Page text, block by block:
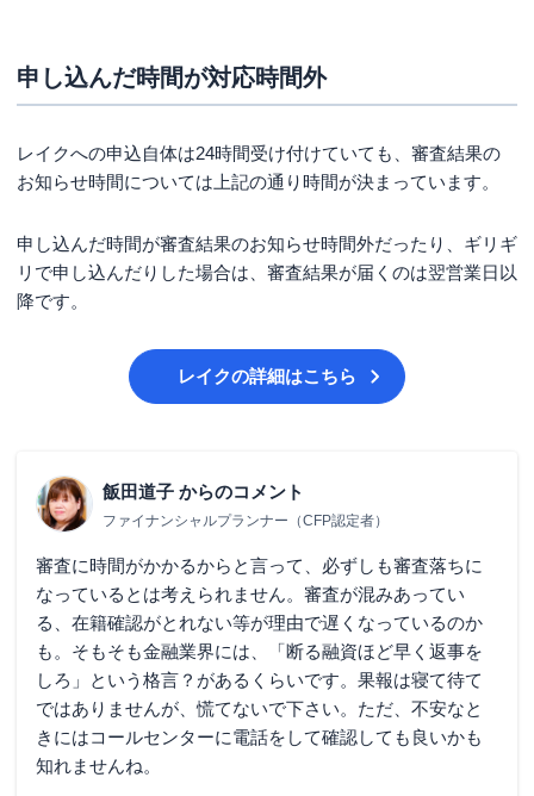
申し込んだ時間が対応時間外
レイクへの申込自体は24時間受け付けていても、審査結果の
お知らせ時間については上記の通り時間が決まっています。
申し込んだ時間が審査結果のお知らせ時間外だったり、ギリギ
リで申し込んだりした場合は、審査結果が届くのは翌営業日以
降です。
レイクの詳細はこちら
飯田道子 からのコメント
ファイナンシャルプランナー（CFP認定者）
審査に時間がかかるからと言って、必ずしも審査落ちに
なっているとは考えられません。審査が混みあってい
る、在籍確認がとれない等が理由で遅くなっているのか
も。そもそも金融業界には、「断る融資ほど早く返事を
しろ」という格言？があるくらいです。果報は寝て待て
ではありませんが、慌てないで下さい。ただ、不安なと
きにはコールセンターに電話をして確認しても良いかも
知れませんね。